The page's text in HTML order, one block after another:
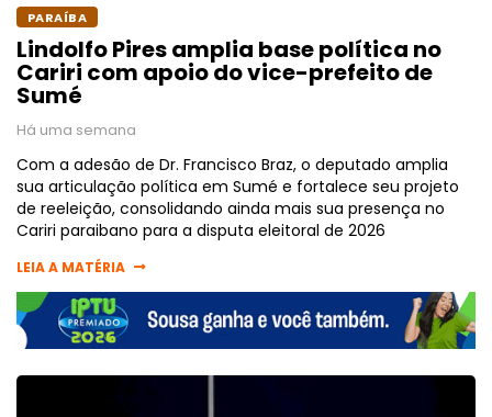
PARAÍBA
Lindolfo Pires amplia base política no
Cariri com apoio do vice-prefeito de
Sumé
Há uma semana
Com a adesão de Dr. Francisco Braz, o deputado amplia
sua articulação política em Sumé e fortalece seu projeto
de reeleição, consolidando ainda mais sua presença no
Cariri paraibano para a disputa eleitoral de 2026
LEIA A MATÉRIA